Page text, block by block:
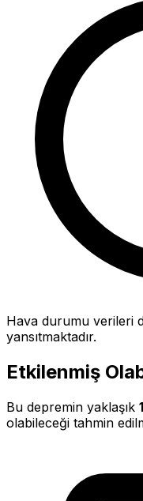
Hava durumu verileri
yansıtmaktadır.
Etkilenmiş
Bu depremin yaklaşık
olabileceği tahmin